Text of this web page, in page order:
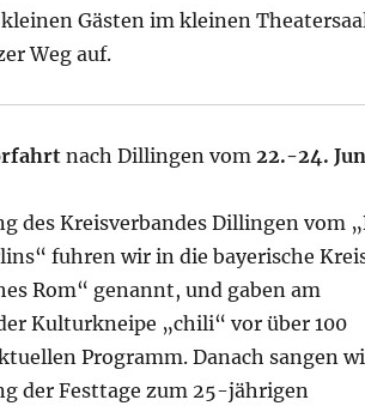
Gästen im kleinen
Weg auf.
nach Dillingen vom22.-24.
des Kreisverbandes Dillingen vom
fuhren wir in die bayerische
Rom“ genannt, und gaben am
Kulturkneipe „chili“ vor über 100
Programm. Danach sangen
der Festtagezum 25-jährigen